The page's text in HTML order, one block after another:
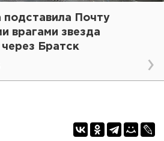
Почту
врагами звезда
Братск